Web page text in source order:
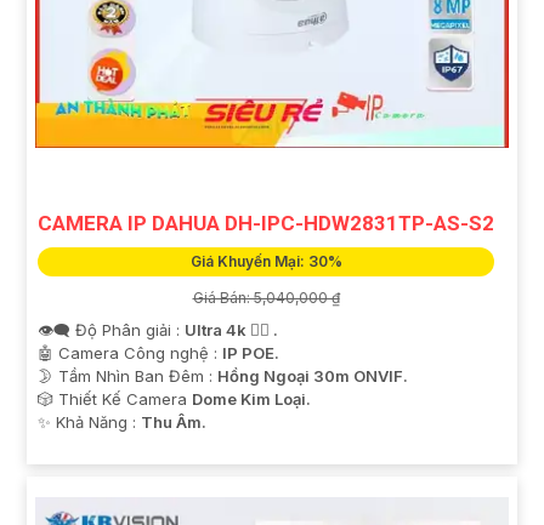
CAMERA IP DAHUA DH-IPC-HDW2831TP-AS-S2
Giá Khuyến Mại: 30%
Giá Bán: 5,040,000 ₫
👁️‍🗨 Độ Phân giải : Ultra 4k 👍🏾 .
🤖️ Camera Công nghệ : IP POE.
🌛 Tầm Nhìn Ban Đêm : Hồng Ngoại 30m ONVIF.
🎲 Thiết Kế Camera Dome Kim Loại.
️✨ Khả Năng : Thu Âm.